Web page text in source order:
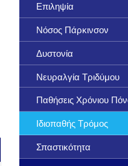
Επιληψία
Νόσος Πάρκινσον
Δυστονία
Νευραλγία Τριδύμου
Παθήσεις Χρόνιου
Ιδιοπαθής Τρόμος
Σπαστικότητα